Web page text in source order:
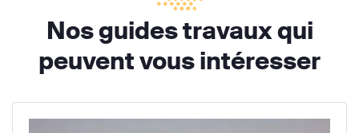
Nos guides travaux qui
peuvent vous intéresser